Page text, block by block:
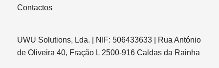
Contactos
UWU Solutions, Lda. | NIF: 506433633 | Rua António
de Oliveira 40, Fração L 2500-916 Caldas da Rainha